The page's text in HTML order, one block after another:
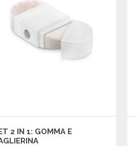
2 IN 1: GOMMA E